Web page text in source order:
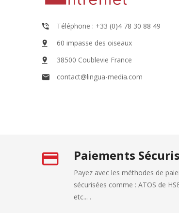
Téléphone : +33 (0)4 78 30 88 49
60 impasse des oiseaux
38500 Coublevie France
contact@lingua-media.com
Paiements
Payez avec les méthodes de
sécurisées comme : ATOS de
etc... .